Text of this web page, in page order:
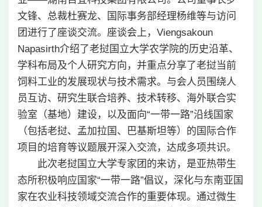
文锋、总裁杜赛龙、国际事务部经理杨维等与访问
团进行了座谈交流。座谈会上，Viengsakoun
Napasirth介绍了老挝国立大学农学院的历史沿革、
学科布局及个人研究方向，并重点分享了老挝当前
饲料工业的发展现状与技术需求。与会人员围绕人
员互访、研究生联合培养、技术转移、海外联合实
验室（基地）建设，以及面向“一带一路”沿线国家
（包括老挝、孟加拉国、巴基斯坦等）的国际合作
项目的培育等议题展开深入交流，达成多项共识。
此次老挝国立大学专家团的来访，是亚热带生
态所积极响应国家“一带一路”倡议，深化与东南亚国
家在农业科技领域交流合作的重要体现。通过微生